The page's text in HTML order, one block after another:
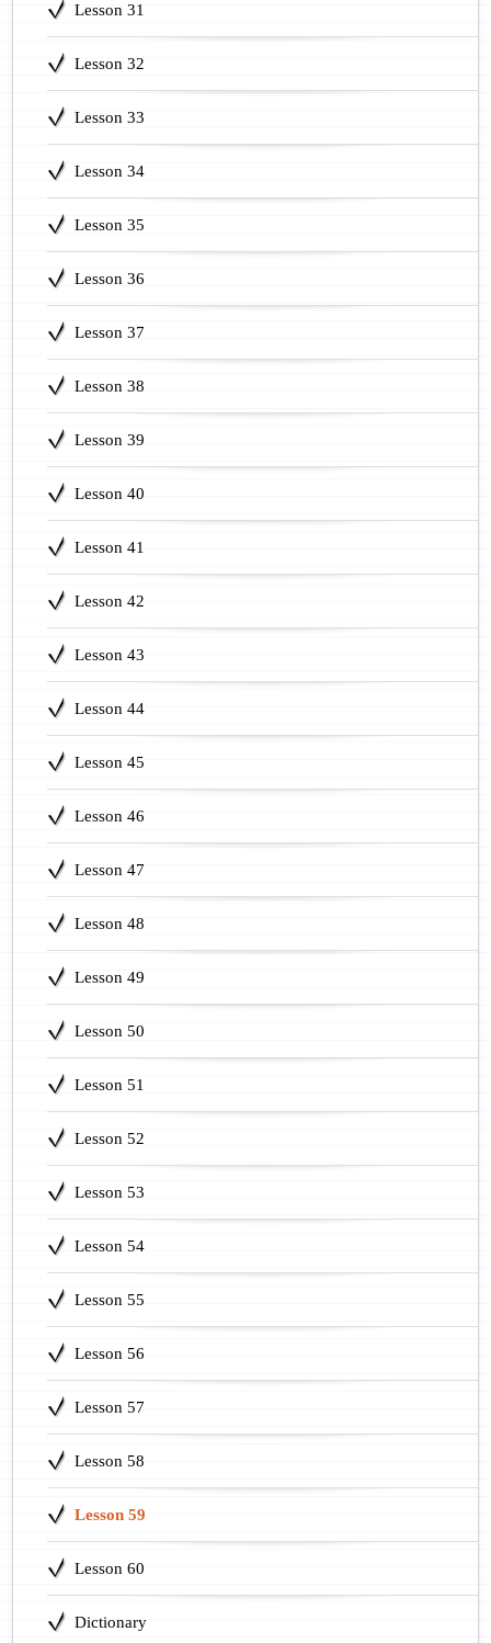
Lesson 31
Lesson 32
Lesson 33
Lesson 34
Lesson 35
Lesson 36
Lesson 37
Lesson 38
Lesson 39
Lesson 40
Lesson 41
Lesson 42
Lesson 43
Lesson 44
Lesson 45
Lesson 46
Lesson 47
Lesson 48
Lesson 49
Lesson 50
Lesson 51
Lesson 52
Lesson 53
Lesson 54
Lesson 55
Lesson 56
Lesson 57
Lesson 58
Lesson 59
Lesson 60
Dictionary